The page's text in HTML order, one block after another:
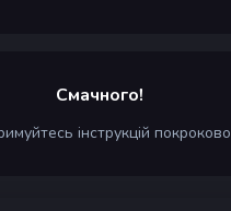
Смачного!
інструкцій покроково